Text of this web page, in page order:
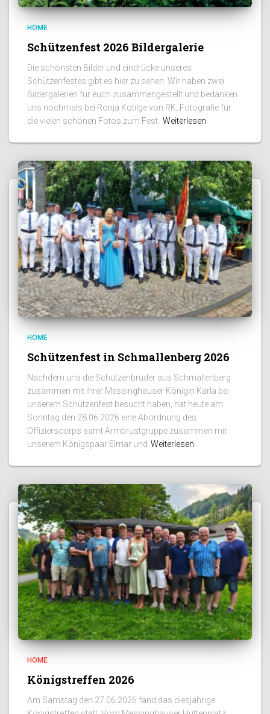
HOME
Schützenfest 2026 Bildergalerie
Die schönsten Bilder und eindrücke unseres
Schützenfestes gibt es hier zu sehen. Wir haben zwei
Bildergalerien für euch zusammengestellt und bedanken
uns nochmals bei Ronja Kotilge von RK_Fotografie für
die vielen schönen Fotos zum Fest. Weiterlesen
HOME
Schützenfest in Schmallenberg 2026
Nachdem uns die Schützenbrüder aus Schmallenberg
zusammen mit ihrer Messinghauser Königin Karla bei
unserem Schützenfest besucht haben, hat heute am
Sonntag den 28.06.2026 eine Abordnung des
Offizierscorps samt Armbrustgruppe zusammen mit
unserem Königspaar Elmar und Weiterlesen
HOME
Königstreffen 2026
Am Samstag den 27.06.2026 fand das diesjährige